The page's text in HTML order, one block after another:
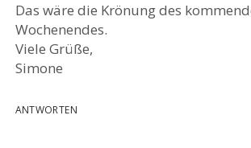
Das wäre die Krönung des
Wochenendes.
Viele Grüße,
Simone
ANTWORTEN